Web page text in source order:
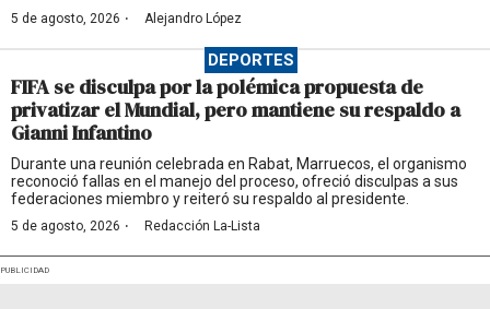
5 de agosto, 2026 · Alejandro López
DEPORTES
FIFA se disculpa por la polémica propuesta de
privatizar el Mundial, pero mantiene su respaldo a
Gianni Infantino
Durante una reunión celebrada en Rabat, Marruecos, el organismo
reconoció fallas en el manejo del proceso, ofreció disculpas a sus
federaciones miembro y reiteró su respaldo al presidente.
5 de agosto, 2026 · Redacción La-Lista
PUBLICIDAD